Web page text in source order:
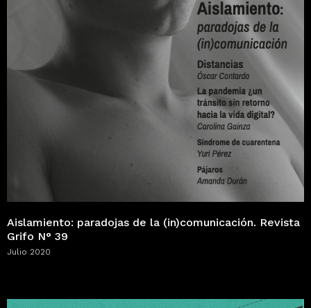
Aislamiento: paradojas de la (in)comunicación. Revista
Grifo N° 39
Julio 2020